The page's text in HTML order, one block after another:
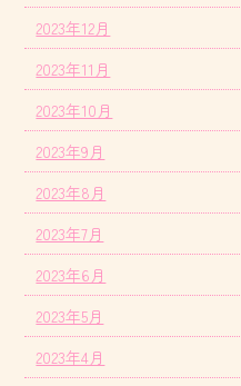
2023年12月
2023年11月
2023年10月
2023年9月
2023年8月
2023年7月
2023年6月
2023年5月
2023年4月